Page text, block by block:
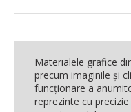
Materialele grafice
precum imaginile şi
funcţionare a
reprezinte cu